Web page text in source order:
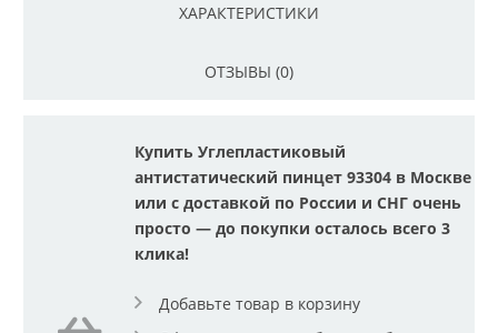
ХАРАКТЕРИСТИКИ
ОТЗЫВЫ (0)
Купить Углепластиковый
антистатический пинцет 93304 в Москве
или с доставкой по России и СНГ очень
просто — до покупки осталось всего 3
клика!
Добавьте товар в корзину